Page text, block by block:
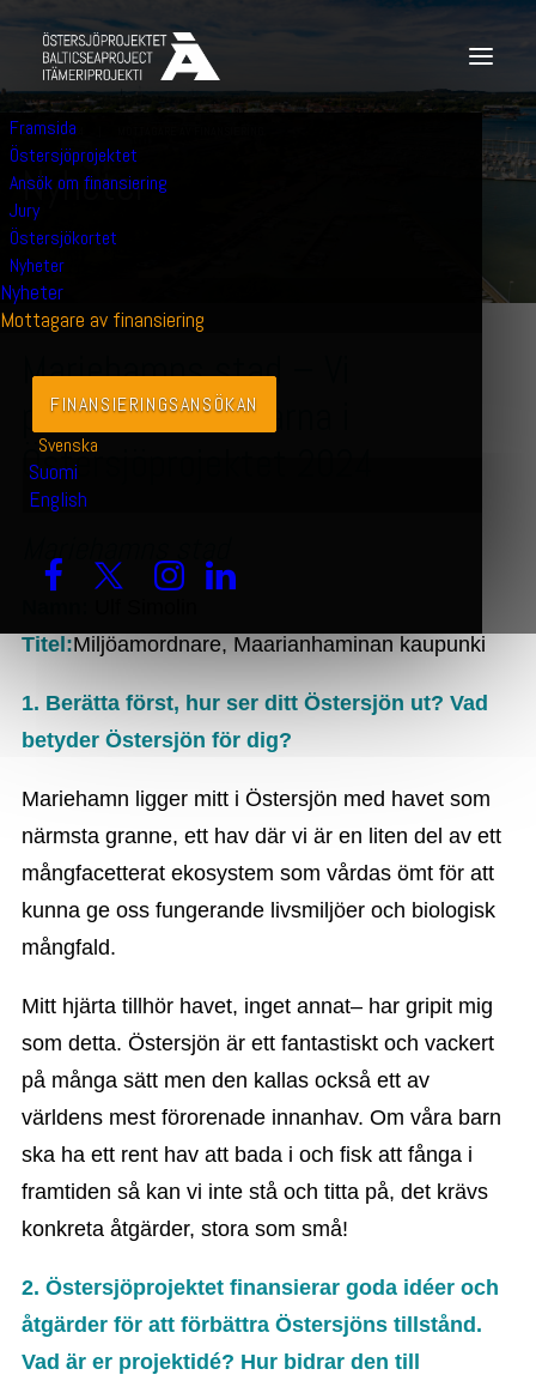
Framsida
Östersjöprojektet
Ansök om finansiering
Jury
Östersjökortet
Nyheter
Nyheter
Mottagare av finansiering
FINANSIERINGS­ANSÖKAN
Svenska
Suomi
English
27 JUNI 2024
Nyheter
Mariehamns stad – Vi
presenterar vinnarna i
Östersjöprojektet 2024
Mariehamns stad
Titel:Miljöamordnare, Maarianhaminan kaupunki
1. Berätta först, hur ser ditt Östersjön ut? Vad
betyder Östersjön för dig?
Mariehamn ligger mitt i Östersjön med havet som
närmsta granne, ett hav där vi är en liten del av ett
mångfacetterat ekosystem som vårdas ömt för att
kunna ge oss fungerande livsmiljöer och biologisk
mångfald.
Mitt hjärta tillhör havet, inget annat– har gripit mig
som detta. Östersjön är ett fantastiskt och vackert
på många sätt men den kallas också ett av
världens mest förorenade innanhav. Om våra barn
ska ha ett rent hav att bada i och fisk att fånga i
framtiden så kan vi inte stå och titta på, det krävs
konkreta åtgärder, stora som små!
2. Östersjöprojektet finansierar goda idéer och
åtgärder för att förbättra Östersjöns tillstånd.
Vad är er projektidé? Hur bidrar den till